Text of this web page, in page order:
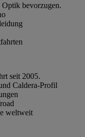
bevorzugen.
seit 2005.
Caldera-Profil
weltweit